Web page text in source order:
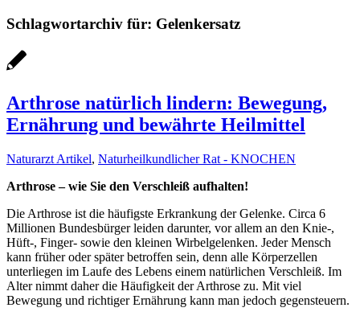
Schlagwortarchiv für: Gelenkersatz
Arthrose natürlich lindern: Bewegung,
Ernährung und bewährte Heilmittel
Naturarzt Artikel, Naturheilkundlicher Rat - KNOCHEN
Arthrose – wie Sie den Verschleiß aufhalten!
Die Arthrose ist die häufigste Erkrankung der Gelenke. Circa 6
Millionen Bundesbürger leiden darunter, vor allem an den Knie-,
Hüft-, Finger- sowie den kleinen Wirbelgelenken. Jeder Mensch
kann früher oder später betroffen sein, denn alle Körperzellen
unterliegen im Laufe des Lebens einem natürlichen Verschleiß. Im
Alter nimmt daher die Häufigkeit der Arthrose zu. Mit viel
Bewegung und richtiger Ernährung kann man jedoch gegensteuern.